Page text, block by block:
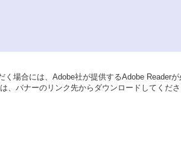
く場合には、Adobe社が提供するAdobe Reader
、バナーのリンク先からダウンロードしてくだ